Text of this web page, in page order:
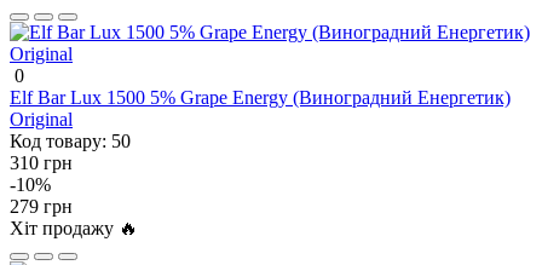
0
Elf Bar Lux 1500 5% Grape Energy (Виноградний Енергетик)
Original
Код товару: 50
310 грн
-10%
279 грн
Хіт продажу 🔥